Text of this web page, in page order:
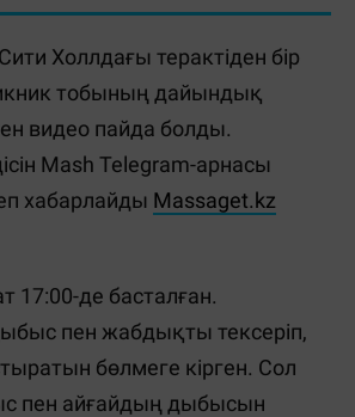
Холлдағы терактіден бір
тобының дайындық
видео пайда болды.
Mash Telegram-арнасы
хабарлайды Massaget.kz
17:00-де басталған.
пен жабдықты тексеріп,
бөлмеге кірген. Сол
пен айғайдың дыбысын